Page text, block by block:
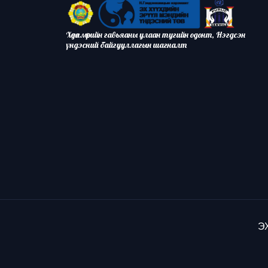
Хөдөлмөрийн гавьяаны улаан тугийн одонт, Нэгдсэн
үндэсний байгууллагын шагналт